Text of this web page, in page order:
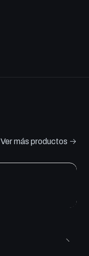
Ver más productos